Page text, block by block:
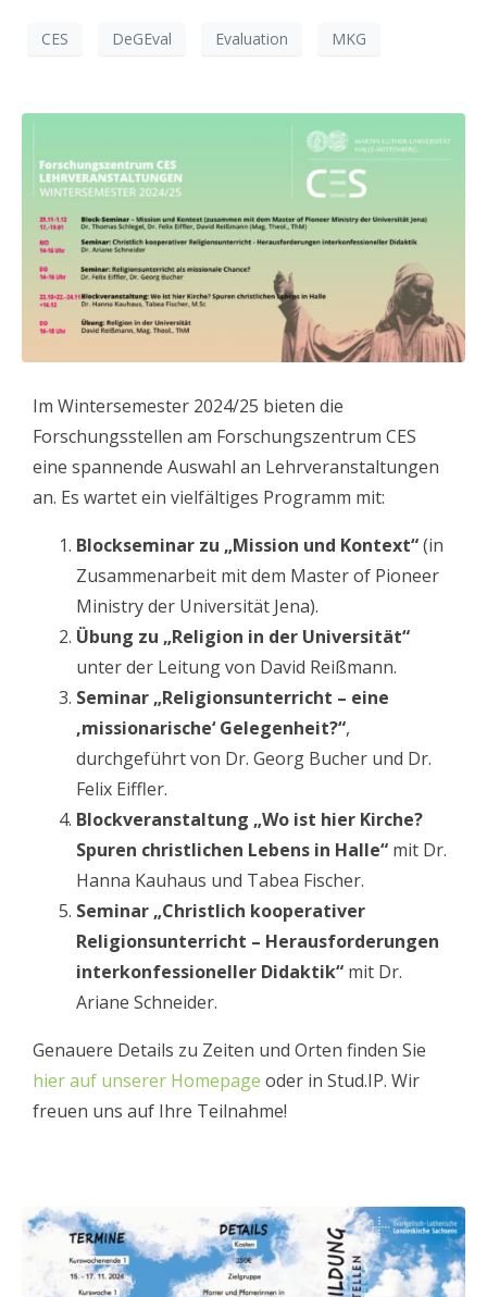
CES DeGEval Evaluation MKG
Im Wintersemester 2024/25 bieten die
Forschungsstellen am Forschungszentrum CES
eine spannende Auswahl an Lehrveranstaltungen
an. Es wartet ein vielfältiges Programm mit:
Blockseminar zu „Mission und Kontext“(in
Zusammenarbeit mit dem Master of Pioneer
Ministry der Universität Jena).
Übung zu „Religion in der Universität“
unter der Leitung von David Reißmann.
Seminar „Religionsunterricht – eine
‚missionarische‘ Gelegenheit?“,
durchgeführt von Dr. Georg Bucher und Dr.
Felix Eiffler.
Blockveranstaltung „Wo ist hier Kirche?
Spuren christlichen Lebens in Halle“ mit Dr.
Hanna Kauhaus und Tabea Fischer.
Seminar „Christlich kooperativer
Religionsunterricht – Herausforderungen
interkonfessioneller Didaktik“ mit Dr.
Ariane Schneider.
Genauere Details zu Zeiten und Orten finden Sie
hier auf unserer Homepage oder in Stud.IP. Wir
freuen uns auf Ihre Teilnahme!